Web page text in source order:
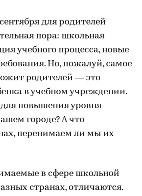
для родителей
пора: школьная
учебного процесса, новые
Но, пожалуй, самое
родителей — это
в учебном учреждении.
повышения уровня
городе? А что
перенимаем ли мы их
в сфере школьной
странах, отличаются.